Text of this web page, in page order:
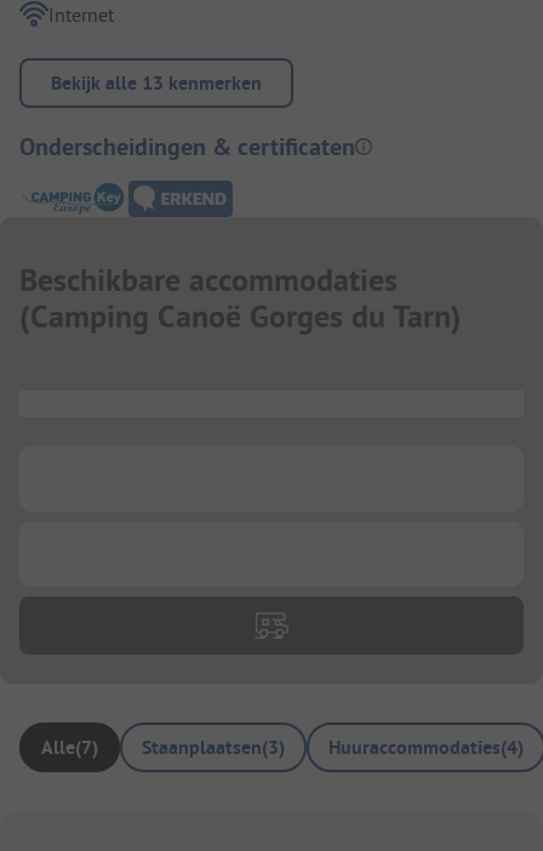
Internet
Bekijk alle 13 kenmerken
Onderscheidingen & certificaten
Beschikbare accommodaties
(Camping Canoë Gorges du Tarn)
Alle(7) Staanplaatsen(3) Huuraccommodaties(4)